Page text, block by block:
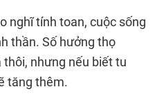
nghĩ tính toan, cuộc sống
thần. Số hưởng thọ
nhưng nếu biết tu
tăng thêm.